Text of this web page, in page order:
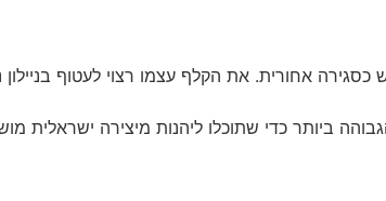
אחורית. את הקלף עצמו רצוי לעטוף
ביותר כדי שתוכלו ליהנות מיצירה ישראלית